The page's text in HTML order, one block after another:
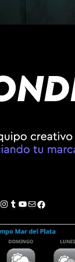
Instagram
Tumblr
YouTube
Correo electrónico
Facebook